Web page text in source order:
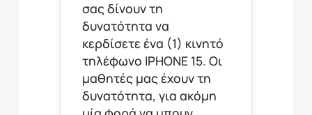
σας δίνουν τη
δυνατότητα να
κερδίσετε ένα (1) κινητό
τηλέφωνο ΙΡΗΟΝΕ 15. Οι
μαθητές μας έχουν τη
δυνατότητα, για ακόμη